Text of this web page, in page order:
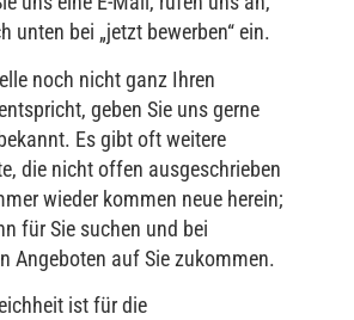
unten bei „jetzt bewerben“ ein.
noch nicht ganz Ihren
geben Sie uns gerne
Es gibt oft weitere
die nicht offen ausgeschrieben
wieder kommen neue herein;
für Sie suchen und bei
Angeboten auf Sie zukommen.
ist für die